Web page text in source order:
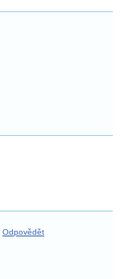
Odpovědět